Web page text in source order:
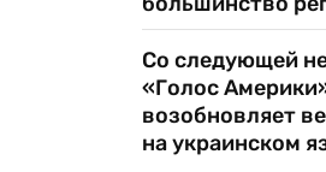
Со следующей
«Голос
возобновляет
на украинском